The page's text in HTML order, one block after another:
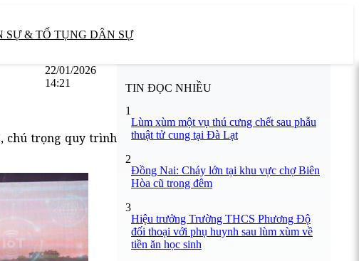
SỰ & TỐ TỤNG DÂN SỰ
22/01/2026
14:21
chú trọng quy trình
TIN ĐỌC NHIỀU
1
Lùm xùm một vụ thú cưng chết sau phẫu
thuật tử cung tại Đà Lạt
2
Đồng Nai: Cháy lớn tại khu vực chợ Biên
Hòa cũ trong đêm
3
Hiệu trưởng Trường THCS Phương Độ
đối thoại với phụ huynh sau lùm xùm về
tiền ăn học sinh